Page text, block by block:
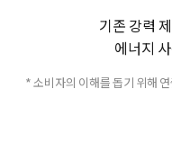
기존 강력
에너지
* 소비자의 이해를 돕기 위해